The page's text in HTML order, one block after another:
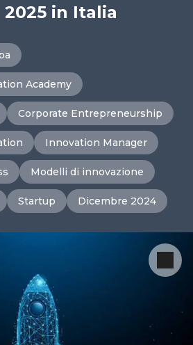
in Italia
Academy
Corporate Entrepreneurship
Innovation Manager
Modelli di innovazione
Startup Dicembre 2024